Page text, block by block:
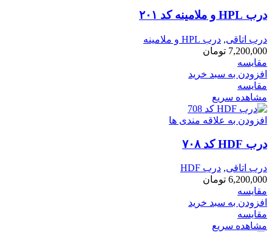
درب HPL و ملامینه کد ۲۰۱
درب اتاقی, درب HPL و ملامینه
7,200,000 تومان
مقایسه
افزودن به سبد خرید
مقایسه
مشاهده سریع
افزودن به علاقه مندی ها
درب HDF کد ۷۰۸
درب اتاقی, درب HDF
6,200,000 تومان
مقایسه
افزودن به سبد خرید
مقایسه
مشاهده سریع